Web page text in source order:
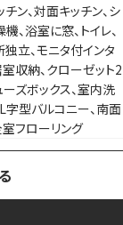
ン、対面キッチン、シ
、浴室に窓、トイレ、
立、モニタ付インタ
収納、クローゼット2
ズボックス、室内洗
字型バルコニー、南面
室フローリング